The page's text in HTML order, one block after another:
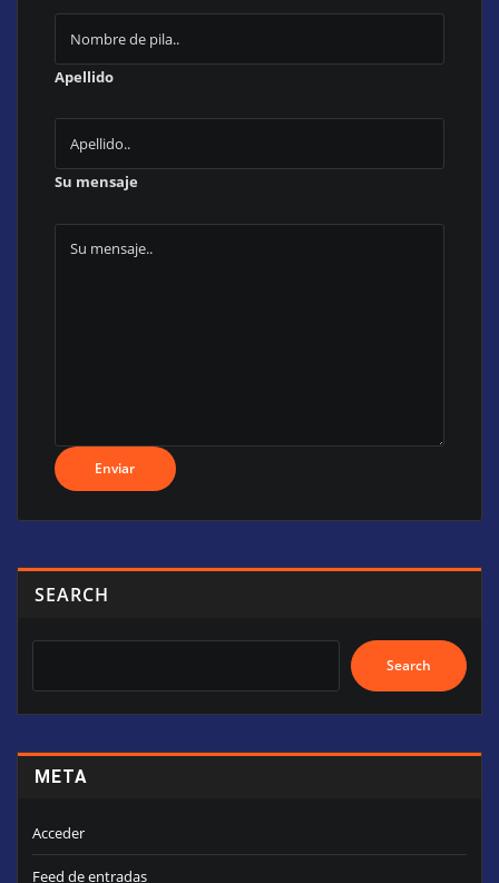
Apellido
Su mensaje
SEARCH
Search
META
Acceder
Feed de entradas